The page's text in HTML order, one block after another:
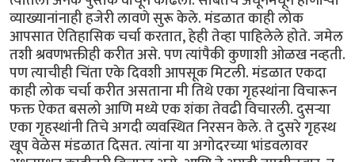
व्याख्यानांनाही हजेरी लावणे सुरू केले. मंडळात काही लोक
आपसात ऐतिहासिक चर्चा करतात, हेही तेव्हा पाहिलेले होते. जमेल
तशी श्रवणभक्तीही करीत असे. पण त्यांपैकी कुणाशी ओळख नव्हती.
पण त्याचीही चिंता एके दिवशी आपसूक मिटली. मंडळात एकदा
काही लोक चर्चा करीत असताना मी तिथे एका गृहस्थांना विचारून
फक्त ऐकत बसलो आणि मध्ये एक शंका तेवढी विचारली. दुसर्‍या
एका गृहस्थांनी तिचे अगदी व्यवस्थित निरसन केले. ते दुसरे गृहस्थ
खूप वेळेस मंडळात दिसत. त्यांना या अगोदरच्या भांडवलावर